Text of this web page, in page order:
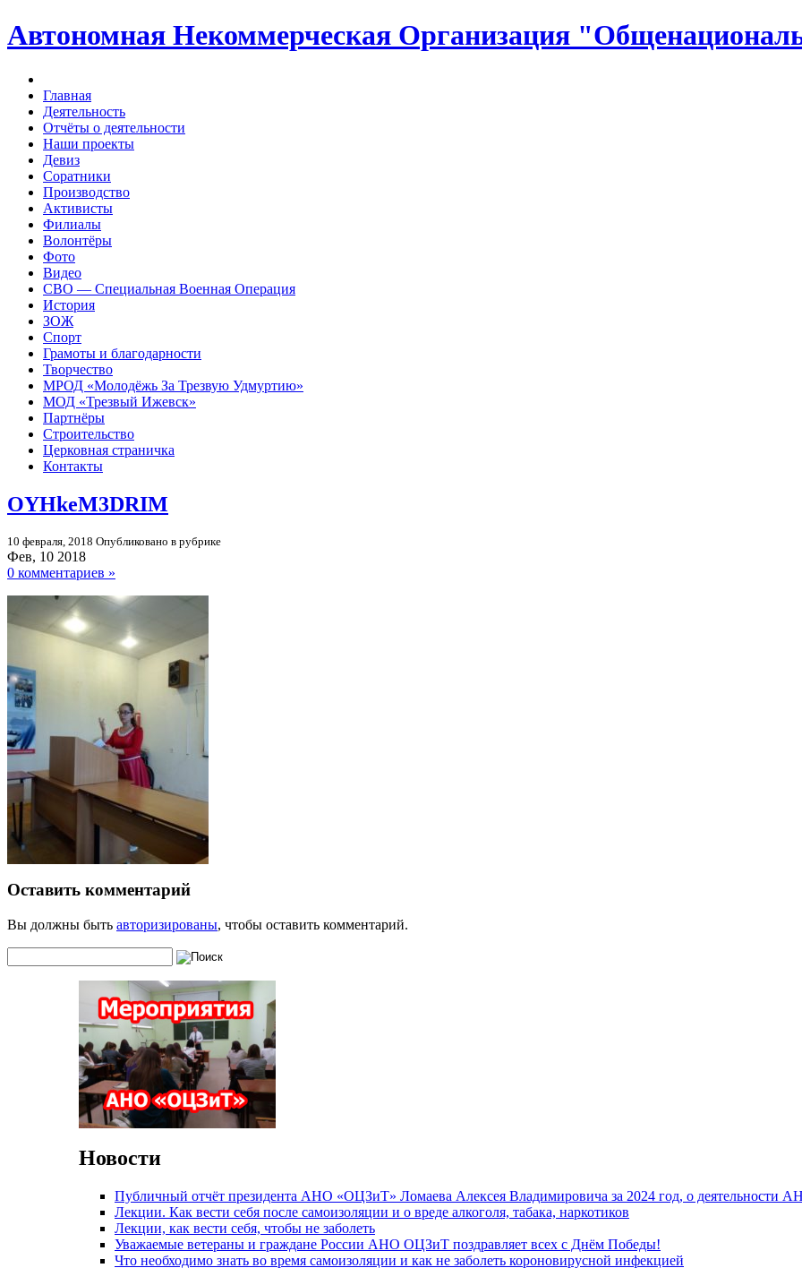
Автономная Некоммерческая Организация
Главная
Деятельность
Отчёты о деятельности
Наши проекты
Девиз
Соратники
Производство
Активисты
Филиалы
Волонтёры
Фото
Видео
СВО — Специальная Военная Операция
История
ЗОЖ
Спорт
Грамоты и благодарности
Творчество
МРОД «Молодёжь За Трезвую Удмуртию»
МОД «Трезвый Ижевск»
Партнёры
Строительство
Церковная страничка
Контакты
OYHkeM3DRIM
10 февраля, 2018 Опубликовано в рубрике
Фев, 10 2018
0 комментариев »
Оставить комментарий
Вы должны быть авторизированы, чтобы оставить комментарий.
Новости
Публичный отчёт президента АНО «ОЦЗиТ» Ломаева Алексея Владимировича за 2024 год, о деятельности
Лекции. Как вести себя после самоизоляции и о вреде алкоголя, табака, наркотиков
Лекции, как вести себя, чтобы не заболеть
Уважаемые ветераны и граждане России АНО ОЦЗиТ поздравляет всех с Днём Победы!
Что необходимо знать во время самоизоляции и как не заболеть короновирусной инфекцией